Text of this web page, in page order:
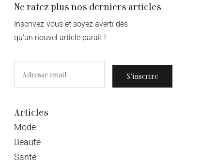
Ne ratez plus nos derniers articles
Inscrivez-vous et soyez averti dès
qu’un nouvel article paraît !
S’inscrire
Articles
Mode
Beauté
Santé